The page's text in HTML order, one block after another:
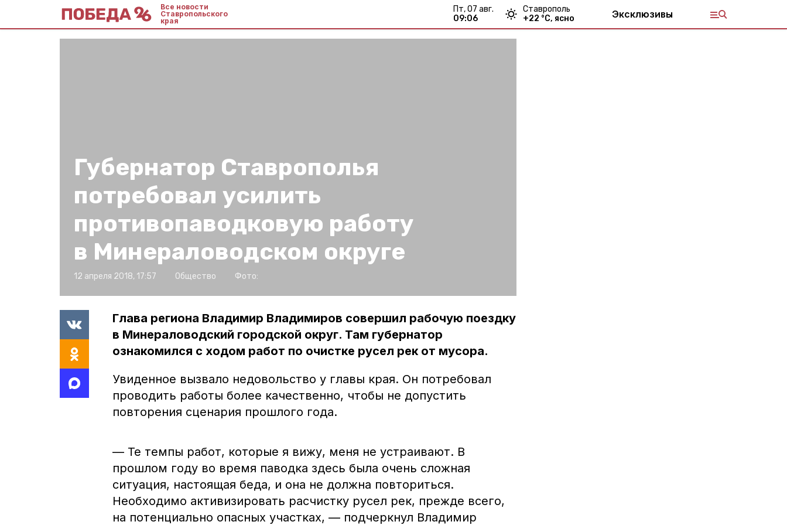
Все новости
Ставропольского
края
пт, 07 авг.
09:06
Ставрополь
+22 °С, ясно Эксклюзивы
Губернатор Ставрополья
потребовал усилить
противопаводковую работу
в Минераловодском округе
12 апреля 2018, 17:57 Общество Фото:
Глава региона Владимир Владимиров совершил рабочую поездку
в Минераловодский городской округ. Там губернатор
ознакомился с ходом работ по очистке русел рек от мусора.
Увиденное вызвало недовольство у главы края. Он потребовал
проводить работы более качественно, чтобы не допустить
повторения сценария прошлого года.
— Те темпы работ, которые я вижу, меня не устраивают. В
прошлом году во время паводка здесь была очень сложная
ситуация, настоящая беда, и она не должна повториться.
Необходимо активизировать расчистку русел рек, прежде всего,
на потенциально опасных участках, — подчеркнул Владимир